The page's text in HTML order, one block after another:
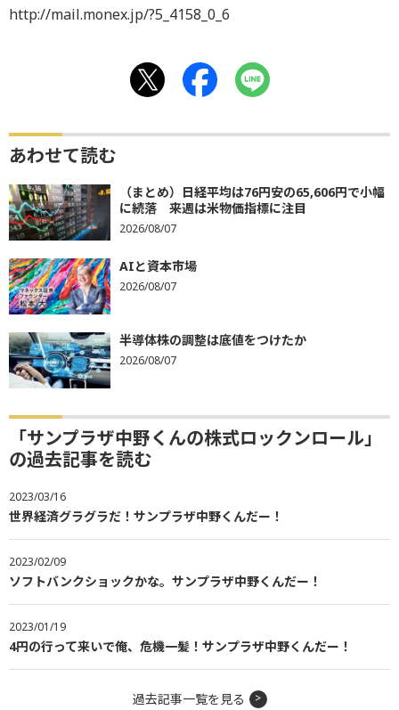
http://mail.monex.jp/?5_4158_0_6
あわせて読む
（まとめ）日経平均は76円安の65,606円で小幅
に続落 来週は米物価指標に注目
2026/08/07
AIと資本市場
2026/08/07
半導体株の調整は底値をつけたか
2026/08/07
「サンプラザ中野くんの株式ロックンロール」
の過去記事を読む
2023/03/16
世界経済グラグラだ！サンプラザ中野くんだー！
2023/02/09
ソフトバンクショックかな。サンプラザ中野くんだー！
2023/01/19
4円の行って来いで俺、危機一髪！サンプラザ中野くんだー！
過去記事一覧を見る